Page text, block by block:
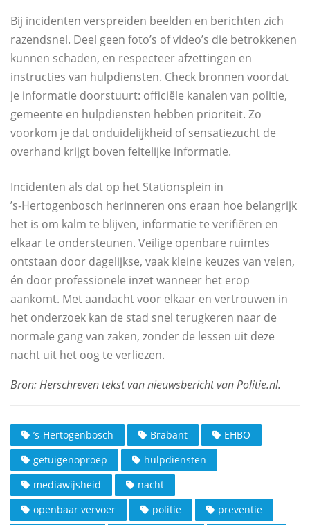
Bij incidenten verspreiden beelden en berichten zich
razendsnel. Deel geen foto’s of video’s die betrokkenen
kunnen schaden, en respecteer afzettingen en
instructies van hulpdiensten. Check bronnen voordat
je informatie doorstuurt: officiële kanalen van politie,
gemeente en hulpdiensten hebben prioriteit. Zo
voorkom je dat onduidelijkheid of sensatiezucht de
overhand krijgt boven feitelijke informatie.
Incidenten als dat op het Stationsplein in
’s‑Hertogenbosch herinneren ons eraan hoe belangrijk
het is om kalm te blijven, informatie te verifiëren en
elkaar te ondersteunen. Veilige openbare ruimtes
ontstaan door dagelijkse, vaak kleine keuzes van velen,
én door professionele inzet wanneer het erop
aankomt. Met aandacht voor elkaar en vertrouwen in
het onderzoek kan de stad snel terugkeren naar de
normale gang van zaken, zonder de lessen uit deze
nacht uit het oog te verliezen.
’s-Hertogenbosch Brabant
EHBO
getuigenoproep
hulpdiensten
mediawijsheid
nacht
openbaar vervoer
politie
preventie